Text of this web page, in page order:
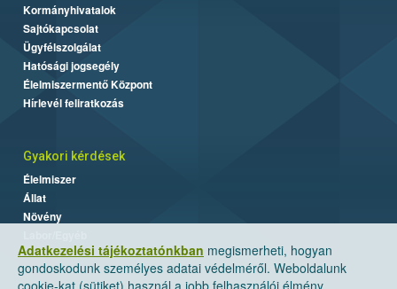
Adatkezelési tájékoztatónkban megismerheti, hogyan
gondoskodunk személyes adatai védelméről. Weboldalunk
cookie-kat (sütiket) használ a jobb felhasználói élmény
Kormányhivatalok
Sajtókapcsolat
Ügyfélszolgálat
Hatósági jogsegély
Élelmiszermentő Központ
Hírlevél feliratkozás
Gyakori kérdések
Élelmiszer
Állat
Növény